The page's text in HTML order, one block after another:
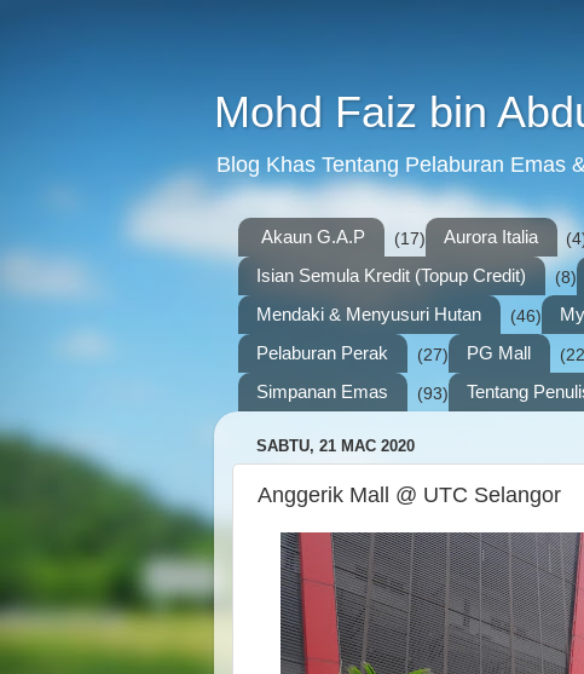
Mohd Faiz bin
Blog Khas Tentang Pelaburan Emas
Akaun G.A.P (17) Aurora Italia
Isian Semula Kredit (Topup Credit) (8)
Mendaki & Menyusuri Hutan (46)
Pelaburan Perak (27) PG Mall
Simpanan Emas (93) Tentang
SABTU, 21 MAC 2020
Anggerik Mall @ UTC Selangor